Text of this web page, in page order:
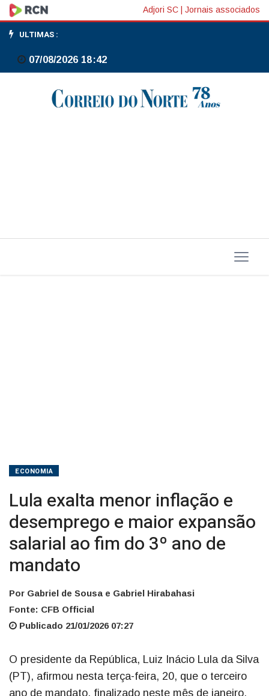
Lula
exalta
menor
inflação
salarial
Adjori SC Jornais associados
ULTIMAS :
07/08/2026 18:42
ECONOMIA
Lula exalta menor inflação e
desemprego e maior expansão
salarial ao fim do 3º ano de
mandato
Por Gabriel de Sousa e Gabriel Hirabahasi
Fonte: CFB Official
Publicado 21/01/2026 07:27
O presidente da República, Luiz Inácio Lula da Silva
(PT), afirmou nesta terça-feira, 20, que o terceiro
ano de mandato, finalizado neste mês de janeiro,